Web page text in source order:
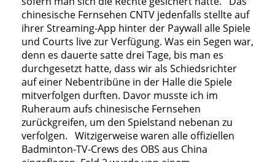
chinesische Fernsehen CNTV jedenfalls stellte auf
ihrer Streaming-App hinter der Paywall alle Spiele
und Courts live zur Verfügung. Was ein Segen war,
denn es dauerte satte drei Tage, bis man es
durchgesetzt hatte, dass wir als Schiedsrichter
auf einer Nebentribüne in der Halle die Spiele
mitverfolgen durften. Davor musste ich im
Ruheraum aufs chinesische Fernsehen
zurückgreifen, um den Spielstand nebenan zu
verfolgen. Witzigerweise waren alle offiziellen
Badminton-TV-Crews des OBS aus China